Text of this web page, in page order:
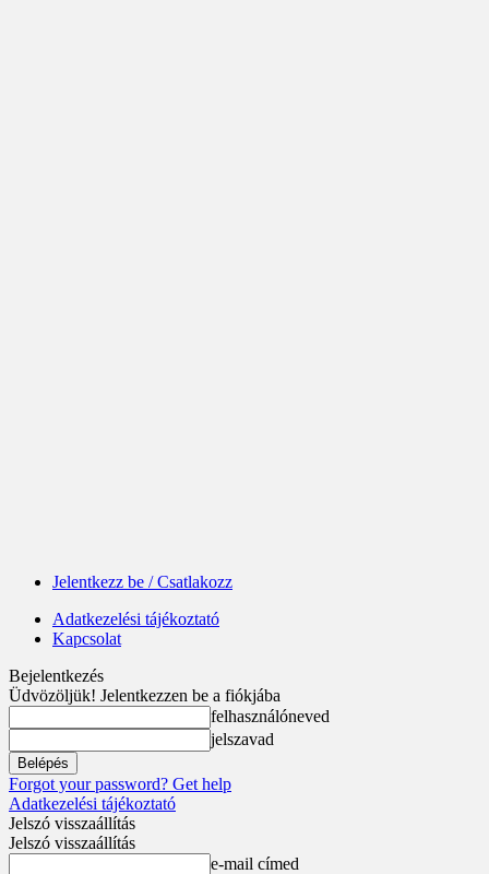
Jelentkezz be / Csatlakozz
Adatkezelési tájékoztató
Kapcsolat
Bejelentkezés
Üdvözöljük! Jelentkezzen be a fiókjába
felhasználóneved
jelszavad
Forgot your password? Get help
Adatkezelési tájékoztató
Jelszó visszaállítás
Jelszó visszaállítás
e-mail címed